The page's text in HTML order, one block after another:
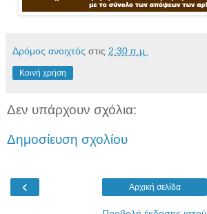
Δρόμος ανοιχτός στις 2:30 π.μ.
Κοινή χρήση
Δεν υπάρχουν σχόλια:
Δημοσίευση σχολίου
‹ Αρχική σελίδα